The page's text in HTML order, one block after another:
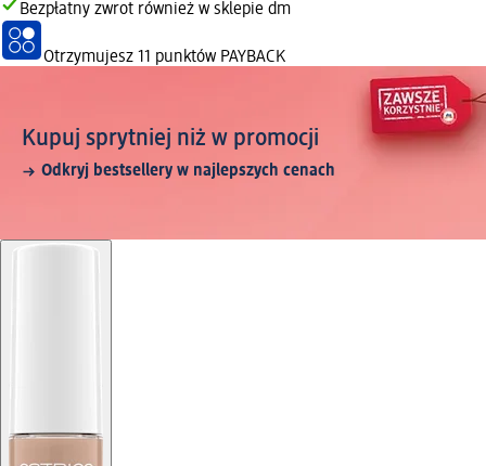
Bezpłatny zwrot również w sklepie dm
Otrzymujesz 11 punktów PAYBACK
Kupuj sprytniej niż w promocji
Odkryj bestsellery w najlepszych cenach